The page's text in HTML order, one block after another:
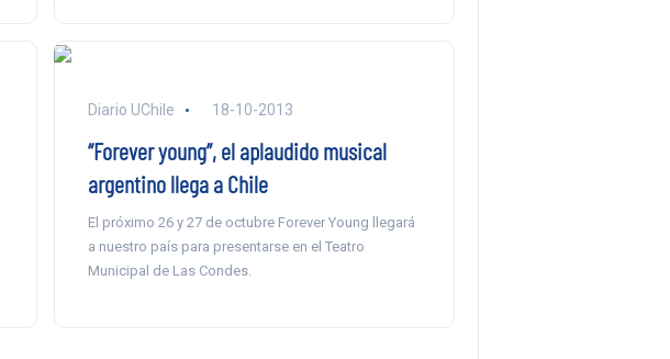
Diario UChile 18-10-2013
“Forever young”, el aplaudido musical
argentino llega a Chile
El próximo 26 y 27 de octubre Forever Young llegará
a nuestro país para presentarse en el Teatro
Municipal de Las Condes.